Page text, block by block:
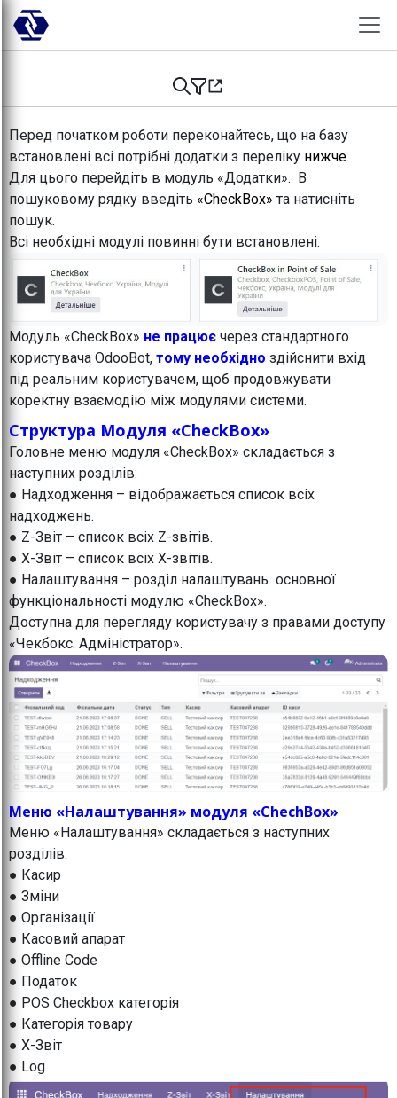
Skip to Content
Перед початком роботи переконайтесь, що на базу
встановлені всі потрібні додатки з переліку нижче.
Для цього перейдіть в модуль «Додатки». В
пошуковому рядку введіть «CheckBox» та натисніть
пошук.
Всі необхідні модулі повинні бути встановлені.
Модуль «CheckBox» не працює через стандартного
користувача OdooBot, тому необхідно здійснити вхід
під реальним користувачем, щоб продовжувати
коректну взаємодію між модулями системи.
Структура Модуля «CheckBox»
Головне меню модуля «CheckBox» складається з
наступних розділів:
● Надходження – відображається список всіх
надходжень.
● Z-Звіт – список всіх Z-звітів.
● X-Звіт – список всіх X-звітів.
● Налаштування – розділ налаштувань основної
функціональності модулю «CheckBox».
Доступна для перегляду користувачу з правами доступу
«Чекбокс. Адміністратор».
Меню «Налаштування» модуля «ChechBox»
Меню «Налаштування» складається з наступних
розділів:
● Касир
● Зміни
● Організації
● Касовий апарат
● Offline Code
● Податок
● POS Checkbox категорія
● Категорія товару
● X-Звіт
● Log